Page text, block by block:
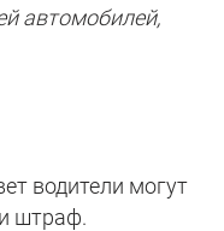
автомобилей,
водители могут
штраф.